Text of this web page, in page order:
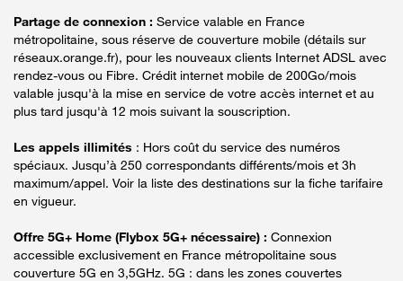
Partage de connexion : Service valable en France
métropolitaine, sous réserve de couverture mobile (détails sur
réseaux.orange.fr), pour les nouveaux clients Internet ADSL avec
rendez-vous ou Fibre. Crédit internet mobile de 200Go/mois
valable jusqu'à la mise en service de votre accès internet et au
plus tard jusqu'à 12 mois suivant la souscription.
Les appels illimités : Hors coût du service des numéros
spéciaux. Jusqu’à 250 correspondants différents/mois et 3h
maximum/appel. Voir la liste des destinations sur la fiche tarifaire
en vigueur.
Offre 5G+ Home (Flybox 5G+ nécessaire) : Connexion
accessible exclusivement en France métropolitaine sous
couverture 5G en 3,5GHz. 5G : dans les zones couvertes